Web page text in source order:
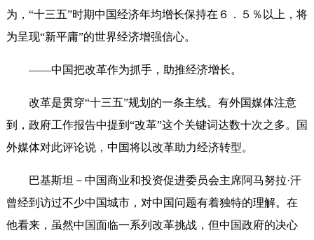
为，“十三五”时期中国经济年均增长保持在６．５％以上，将
为呈现“新平庸”的世界经济增强信心。
——中国把改革作为抓手，助推经济增长。
改革是贯穿“十三五”规划的一条主线。有外国媒体注意
到，政府工作报告中提到“改革”这个关键词达数十次之多。国
外媒体对此评论说，中国将以改革助力经济转型。
巴基斯坦－中国商业和投资促进委员会主席阿马努拉·汗
曾经到访过不少中国城市，对中国问题有着独特的理解。在
他看来，虽然中国面临一系列改革挑战，但中国政府的决心